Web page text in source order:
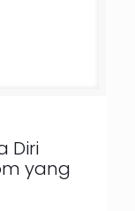
Diri
yang